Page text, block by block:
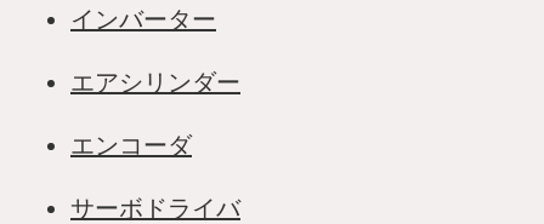
インバーター
エアシリンダー
エンコーダ
サーボドライバ